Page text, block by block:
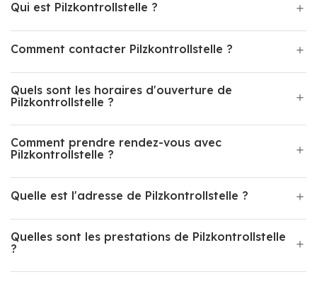
Qui est Pilzkontrollstelle ?
Comment contacter Pilzkontrollstelle ?
Quels sont les horaires d'ouverture de
Pilzkontrollstelle ?
Comment prendre rendez-vous avec
Pilzkontrollstelle ?
Quelle est l'adresse de Pilzkontrollstelle ?
Quelles sont les prestations de Pilzkontrollstelle
?